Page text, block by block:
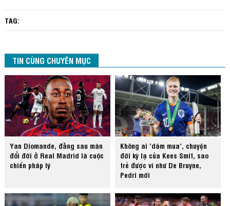
TAG:
TIN CÙNG CHUYÊN MỤC
Yan Diomande, đằng sau màn
đổi đời ở Real Madrid là cuộc
chiến pháp lý
Không ai ‘dám mua’, chuyện
đời kỳ lạ của Kees Smit, sao
trẻ được ví như De Bruyne,
Pedri mới